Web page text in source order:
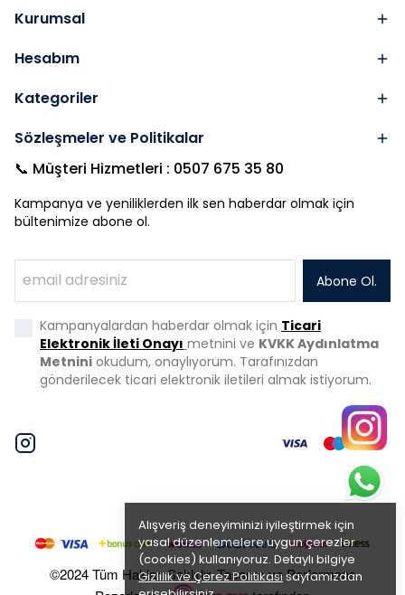
Alışveriş deneyiminizi iyileştirmek için
yasal düzenlemelere uygun çerezler
(cookies) kullanıyoruz. Detaylı bilgiye
Gizlilik ve Çerez Politikasısayfamızdan
Kurumsal
Hesabım
Kategoriler
Sözleşmeler ve Politikalar
📞 Müşteri Hizmetleri : 0507 675 35 80
Kampanya ve yeniliklerden ilk sen haberdar olmak için
bültenimize abone ol.
Abone Ol.
Kampanyalardan haberdar olmak için Ticari
Elektronik İleti Onayı metnini ve KVKK Aydınlatma
Metnini okudum, onaylıyorum. Tarafınızdan
gönderilecek ticari elektronik iletileri almak istiyorum.
©2024 Tüm Hakları Saklıdır. Tasarım ve Performans